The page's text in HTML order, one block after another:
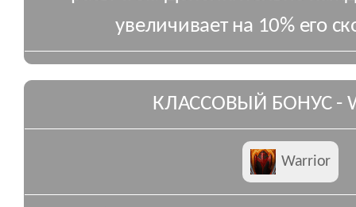
увеличивает на 10% его
КЛАССОВЫЙ БОНУС -
Warrior